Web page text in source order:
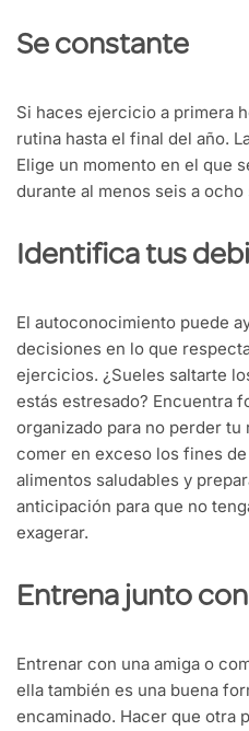
Se constante
Si haces ejercicio a primera
rutina hasta el final del año.
Elige un momento en el que
durante al menos seis a ocho
Identifica tus
El autoconocimiento puede
decisiones en lo que
ejercicios. ¿Sueles saltarte
estás estresado? Encuentra
organizado para no perder
comer en exceso los fines
alimentos saludables y
anticipación para que no
exagerar.
Entrena junto
Entrenar con una amiga o
ella también es una buena
encaminado. Hacer que otra